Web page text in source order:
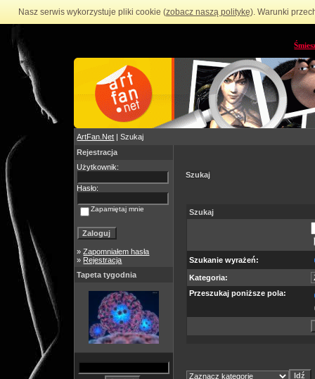
Nasz serwis wykorzystuje pliki cookie (zobacz naszą politykę). Warunki
ArtFan.Net | Szukaj
Rejestracja
Użytkownik:
Hasło:
Zapamiętaj mnie
»Zapomniałem hasła
» Rejestracja
Tapeta tygodnia
Szukaj
Szukaj
Szukanie wyrażeń:
Kategoria:
Przeszukaj poniższe pola: